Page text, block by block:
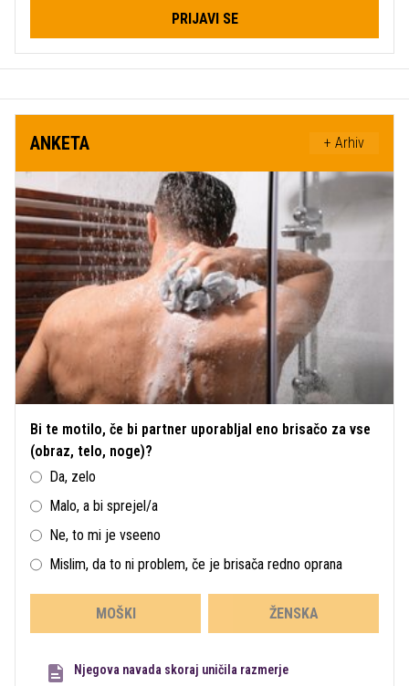
PRIJAVI SE
ANKETA + Arhiv
Bi te motilo, če bi partner uporabljal eno brisačo za vse
(obraz, telo, noge)?
Da, zelo
Malo, a bi sprejel/a
Ne, to mi je vseeno
Mislim, da to ni problem, če je brisača redno oprana
MOŠKI ŽENSKA
Njegova navada skoraj uničila razmerje